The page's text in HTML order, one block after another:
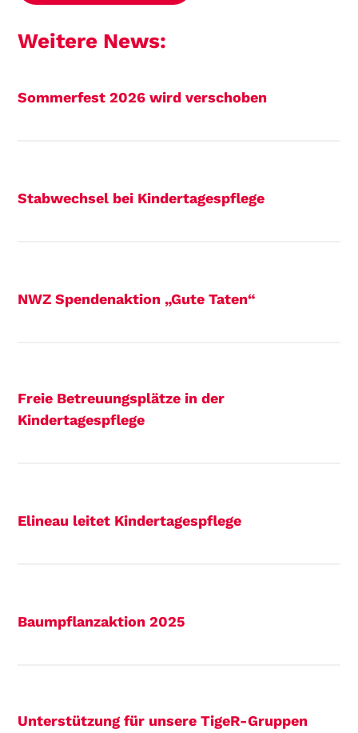
Weitere News:
Sommerfest 2026 wird verschoben
Stabwechsel bei Kindertagespflege
NWZ Spendenaktion „Gute Taten“
Freie Betreuungsplätze in der
Kindertagespflege
Elineau leitet Kindertagespflege
Baumpflanzaktion 2025
Unterstützung für unsere TigeR-Gruppen